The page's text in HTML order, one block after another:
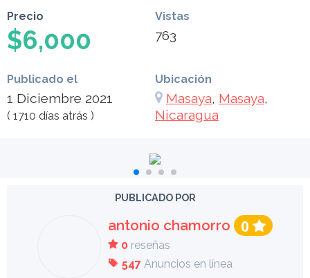
Precio
$6,000
Vistas
763
Publicado el
1 Diciembre 2021
( 1710 días atrás )
Ubicación
Masaya, Masaya,
Nicaragua
PUBLICADO POR
antonio chamorro 0
0 reseñas
547 Anuncios en línea